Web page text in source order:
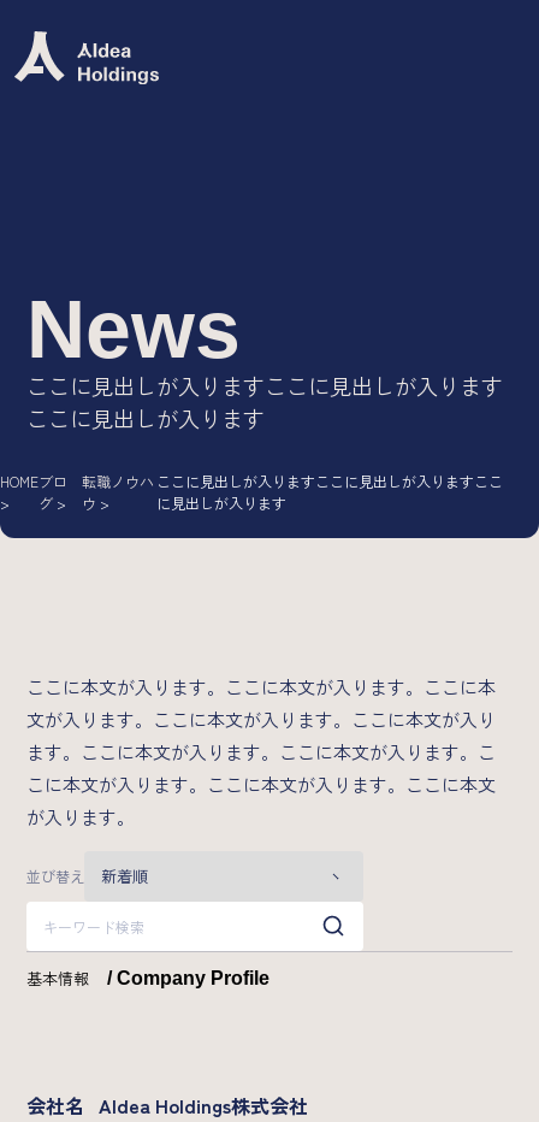
Group Company
IT専門人材エージェント/
AIdea Engineers
IT特化型M&A支援サービス/
カンパニーデック 成長戦略
News
Recruit
News
ここに見出しが入りますここに見出しが入ります
ここに見出しが入ります
HOMEブロ
グ
転職ノウハ
ウ
ここに見出しが入りますここに見出しが入りますここ
に見出しが入ります
ここに本文が入ります。ここに本文が入ります。ここに本
文が入ります。ここに本文が入ります。ここに本文が入り
ます。ここに本文が入ります。ここに本文が入ります。こ
こに本文が入ります。ここに本文が入ります。ここに本文
が入ります。
並び替え
基本情報 / Company Profile
会社名 AIdea Holdings株式会社